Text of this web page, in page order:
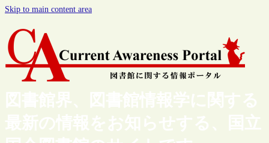
Skip to main content area
図書館界、図書館情報学に関する
最新の情報をお知らせする、国立